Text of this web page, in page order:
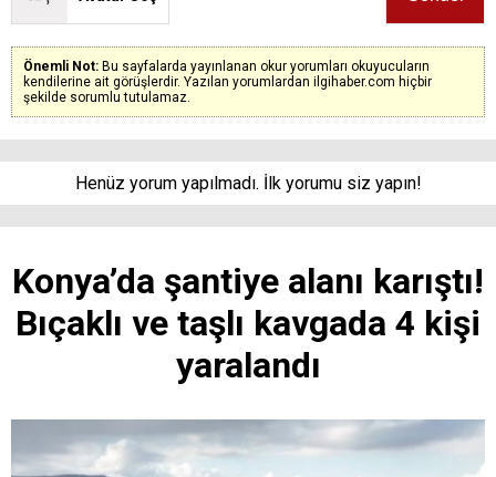
Önemli Not: Bu sayfalarda yayınlanan okur yorumları okuyucuların
kendilerine ait görüşlerdir. Yazılan yorumlardan ilgihaber.com hiçbir
şekilde sorumlu tutulamaz.
Henüz yorum yapılmadı. İlk yorumu siz yapın!
Konya’da şantiye alanı karıştı!
Bıçaklı ve taşlı kavgada 4 kişi
yaralandı